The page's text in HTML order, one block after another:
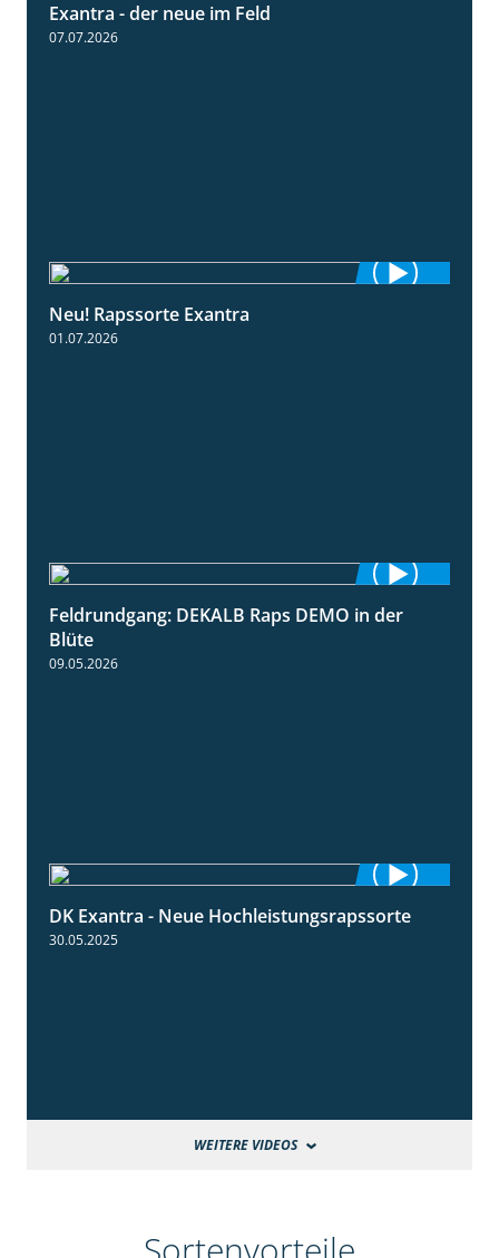
Exantra - der neue im Feld
07.07.2026
Neu! Rapssorte Exantra
01.07.2026
2:37
Feldrundgang: DEKALB Raps DEMO in der
Blüte
09.05.2026
2:15
DK Exantra - Neue Hochleistungsrapssorte
30.05.2025
WEITERE VIDEOS